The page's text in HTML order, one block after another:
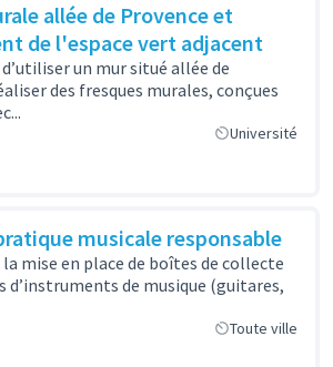
allée de Provence et
de l'espace vert adjacent
un mur situé allée de
des fresques murales, conçues
Université
musicale responsable
mise en place de boîtes de collecte
d’instruments de musique (guitares,
Toute ville